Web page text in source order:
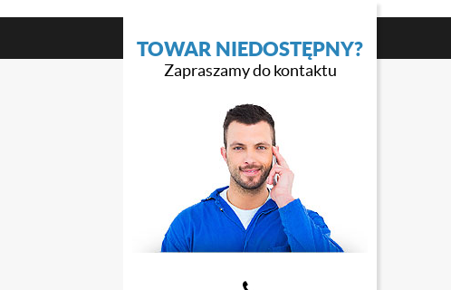
TOWAR NIEDOSTĘPNY?
Zapraszamy do kontaktu